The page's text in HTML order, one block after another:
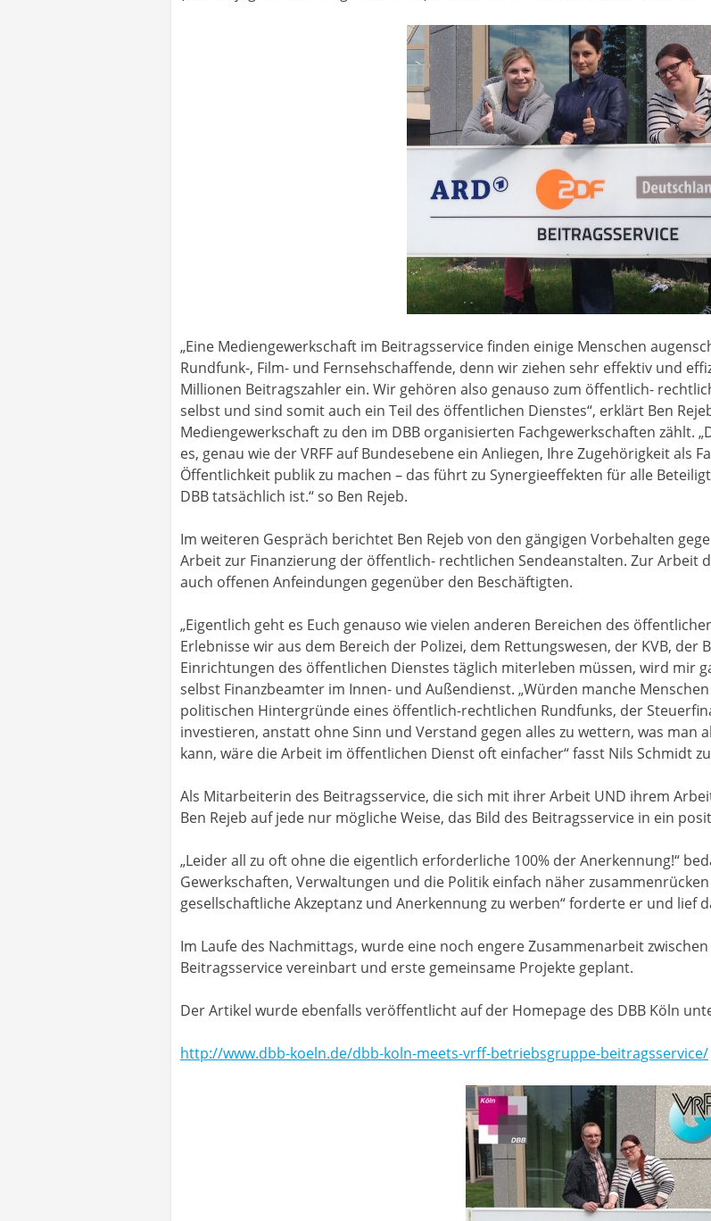
„Eine Mediengewerkschaft im Beitragsservice finden einige Menschen
Rundfunk-, Film- und Fernsehschaffende, denn wir ziehen sehr effektiv und
Millionen Beitragszahler ein. Wir gehören also genauso zum öffentlich-
selbst und sind somit auch ein Teil des öffentlichen Dienstes“, erklärt Ben
Mediengewerkschaft zu den im DBB organisierten Fachgewerkschaften zählt.
es, genau wie der VRFF auf Bundesebene ein Anliegen, Ihre Zugehörigkeit als
Öffentlichkeit publik zu machen – das führt zu Synergieeffekten für alle
DBB tatsächlich ist.“ so Ben Rejeb.
Im weiteren Gespräch berichtet Ben Rejeb von den gängigen Vorbehalten
Arbeit zur Finanzierung der öffentlich- rechtlichen Sendeanstalten. Zur Arbeit
auch offenen Anfeindungen gegenüber den Beschäftigten.
„Eigentlich geht es Euch genauso wie vielen anderen Bereichen des
Erlebnisse wir aus dem Bereich der Polizei, dem Rettungswesen, der KVB, der
Einrichtungen des öffentlichen Dienstes täglich miterleben müssen, wird mir
selbst Finanzbeamter im Innen- und Außendienst. „Würden manche
politischen Hintergründe eines öffentlich-rechtlichen Rundfunks, der
investieren, anstatt ohne Sinn und Verstand gegen alles zu wettern, was man
kann, wäre die Arbeit im öffentlichen Dienst oft einfacher“ fasst Nils Schmidt
Als Mitarbeiterin des Beitragsservice, die sich mit ihrer Arbeit UND ihrem
Ben Rejeb auf jede nur mögliche Weise, das Bild des Beitragsservice in ein
„Leider all zu oft ohne die eigentlich erforderliche 100% der Anerkennung!“
Gewerkschaften, Verwaltungen und die Politik einfach näher
gesellschaftliche Akzeptanz und Anerkennung zu werben“ forderte er und lief
Im Laufe des Nachmittags, wurde eine noch engere Zusammenarbeit
Beitragsservice vereinbart und erste gemeinsame Projekte geplant.
Der Artikel wurde ebenfalls veröffentlicht auf der Homepage des DBB Köln
http://www.dbb-koeln.de/dbb-koln-meets-vrff-betriebsgruppe-beitragsservice/